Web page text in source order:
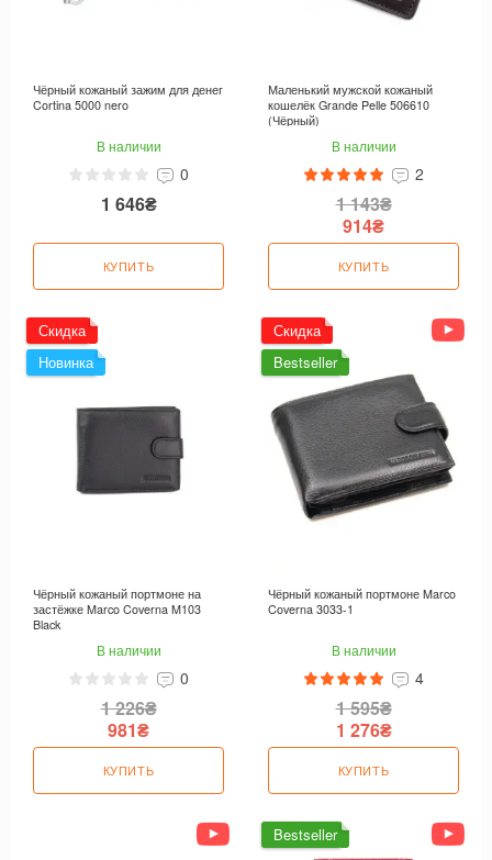
Чёрный кожаный зажим для денег
Cortina 5000 nero
В наличии
0
1 646₴
КУПИТЬ
Маленький мужской кожаный
кошелёк Grande Pelle 506610
(Чёрный)
В наличии
2
1 143₴
914₴
КУПИТЬ
Скидка
Новинка
Чёрный кожаный портмоне на
застёжке Marco Coverna M103
Black
В наличии
0
1 226₴
981₴
КУПИТЬ
Скидка
Bestseller
Чёрный кожаный портмоне Marco
Coverna 3033-1
В наличии
4
1 595₴
1 276₴
КУПИТЬ
Bestseller